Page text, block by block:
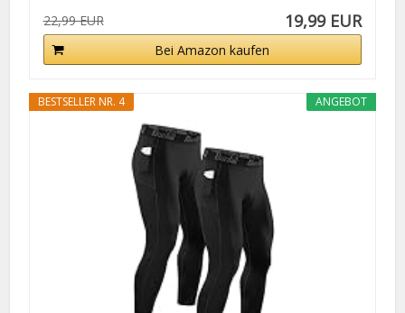
22,99 EUR 19,99 EUR
Bei Amazon kaufen
ANGEBOT
BESTSELLER NR. 4